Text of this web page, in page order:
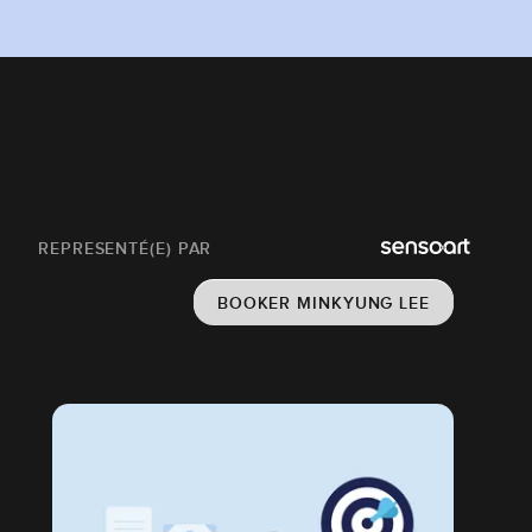
REPRESENTÉ(E) PAR
BOOKER MINKYUNG LEE